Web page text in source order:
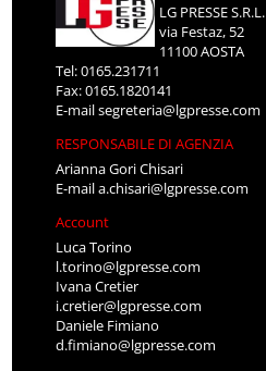
LG PRESSE S.R.L.
via Festaz, 52
11100 AOSTA
Tel: 0165.231711
Fax: 0165.1820141
E-mailsegreteria@lgpresse.com
RESPONSABILE DI AGENZIA
Arianna Gori Chisari
E-maila.chisari@lgpresse.com
Account
Luca Torino
l.torino@lgpresse.com
Ivana Cretier
i.cretier@lgpresse.com
Daniele Fimiano
d.fimiano@lgpresse.com